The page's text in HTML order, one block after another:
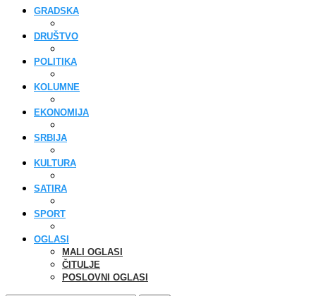
GRADSKA
DRUŠTVO
POLITIKA
KOLUMNE
EKONOMIJA
SRBIJA
KULTURA
SATIRA
SPORT
OGLASI
MALI OGLASI
ČITULJE
POSLOVNI OGLASI